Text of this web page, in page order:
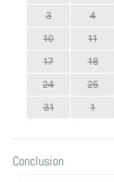
3
4
10
11
17
18
24
25
31
1
Conclusion